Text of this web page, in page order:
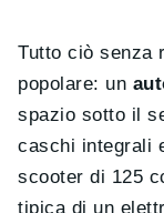
Tutto ciò senza
popolare: un
spazio sotto il
caschi integrali
scooter di 125
tipica di un